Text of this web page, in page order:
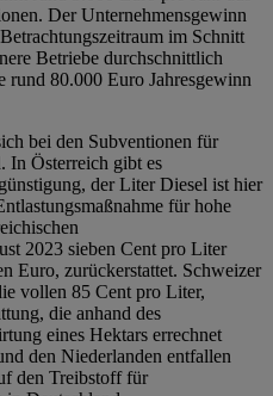
Der Unternehmensgewinn
im Schnitt
Betriebe durchschnittlich
rund 80.000 Euro Jahresgewinn
bei den Subventionen für
In Österreich gibt es
der Liter Diesel ist hier
für hohe
2023 sieben Cent pro Liter
Euro, zurückerstattet. Schweizer
vollen 85 Cent pro Liter,
die anhand des
eines Hektars errechnet
den Niederlanden entfallen
den Treibstoff für